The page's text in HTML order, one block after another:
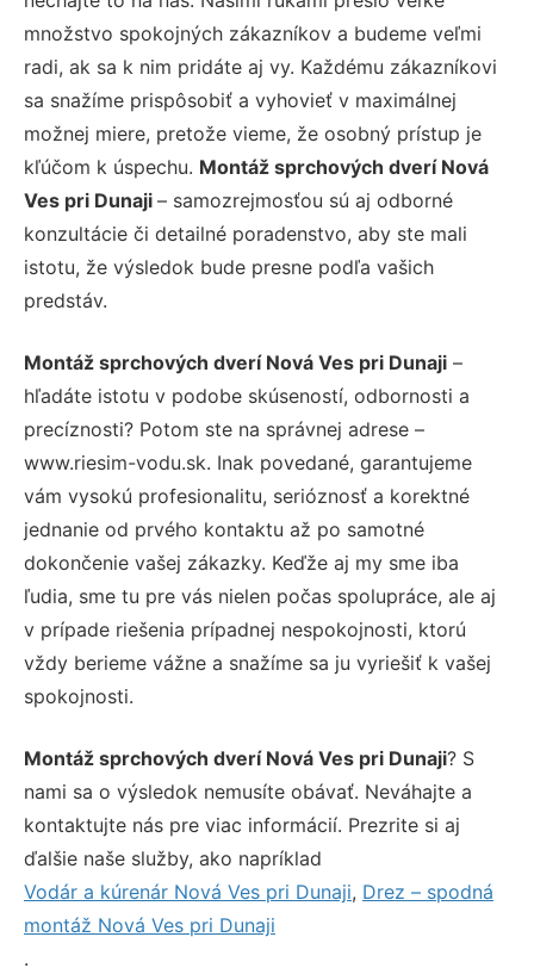
množstvo spokojných zákazníkov a budeme veľmi
radi, ak sa k nim pridáte aj vy. Každému zákazníkovi
sa snažíme prispôsobiť a vyhovieť v maximálnej
možnej miere, pretože vieme, že osobný prístup je
kľúčom k úspechu. Montáž sprchových dverí Nová
Ves pri Dunaji – samozrejmosťou sú aj odborné
konzultácie či detailné poradenstvo, aby ste mali
istotu, že výsledok bude presne podľa vašich
predstáv.
Montáž sprchových dverí Nová Ves pri Dunaji –
hľadáte istotu v podobe skúseností, odbornosti a
precíznosti? Potom ste na správnej adrese –
www.riesim-vodu.sk. Inak povedané, garantujeme
vám vysokú profesionalitu, serióznosť a korektné
jednanie od prvého kontaktu až po samotné
dokončenie vašej zákazky. Keďže aj my sme iba
ľudia, sme tu pre vás nielen počas spolupráce, ale aj
v prípade riešenia prípadnej nespokojnosti, ktorú
vždy berieme vážne a snažíme sa ju vyriešiť k vašej
spokojnosti.
Montáž sprchových dverí Nová Ves pri Dunaji? S
nami sa o výsledok nemusíte obávať. Neváhajte a
kontaktujte nás pre viac informácií. Prezrite si aj
ďalšie naše služby, ako napríklad
Vodár a kúrenár Nová Ves pri Dunaji, Drez – spodná
montáž Nová Ves pri Dunaji
.